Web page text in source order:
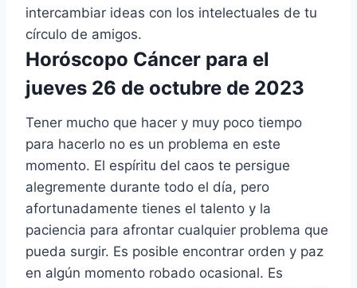
intercambiar ideas con los intelectuales de tu
círculo de amigos.
Horóscopo Cáncer para el
jueves 26 de octubre de 2023
Tener mucho que hacer y muy poco tiempo
para hacerlo no es un problema en este
momento. El espíritu del caos te persigue
alegremente durante todo el día, pero
afortunadamente tienes el talento y la
paciencia para afrontar cualquier problema que
pueda surgir. Es posible encontrar orden y paz
en algún momento robado ocasional. Es